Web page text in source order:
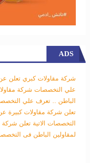
ADS
شركة مقاولات كبري تعلن
علي التخصصات شركة
الباطن .. تعرف علي
تعلن شركة مقاولات كبيرة
التخصصات الاتية تعلن شركة
لمقاولين الباطن فى